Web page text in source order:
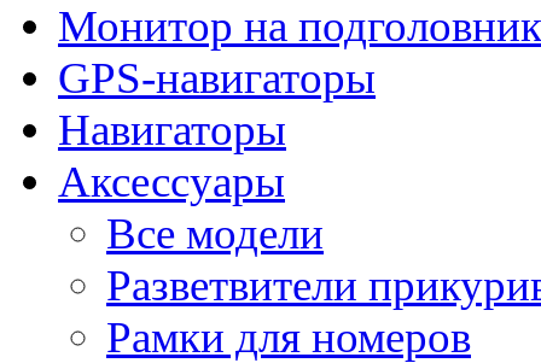
Монитор на подголовник
GPS-навигаторы
Навигаторы
Аксессуары
Все модели
Разветвители
Рамки для номеров